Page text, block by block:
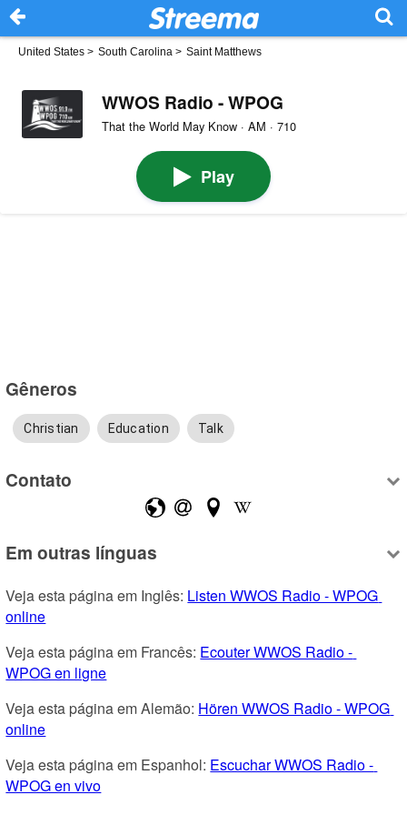
United States > South Carolina > Saint Matthews
WWOS Radio - WPOG
That the World May Know · AM · 710
Play
Gêneros
Christian Education Talk
Contato
Em outras línguas
Veja esta página em Inglês: Listen WWOS Radio - WPOG
online
Veja esta página em Francês: Ecouter WWOS Radio -
WPOG en ligne
Veja esta página em Alemão: Hören WWOS Radio - WPOG
online
Veja esta página em Espanhol: Escuchar WWOS Radio -
WPOG en vivo